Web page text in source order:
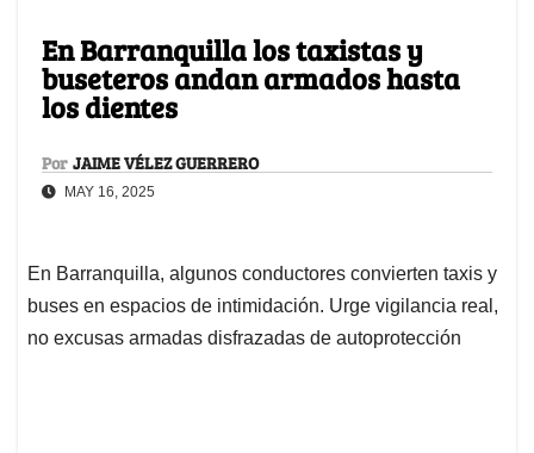
En Barranquilla los taxistas y
buseteros andan armados hasta
los dientes
Por JAIME VÉLEZ GUERRERO
MAY 16, 2025
En Barranquilla, algunos conductores convierten taxis y
buses en espacios de intimidación. Urge vigilancia real,
no excusas armadas disfrazadas de autoprotección